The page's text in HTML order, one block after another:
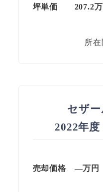
坪単価 207.2
所
セザー
2022年
売却価格 —万円